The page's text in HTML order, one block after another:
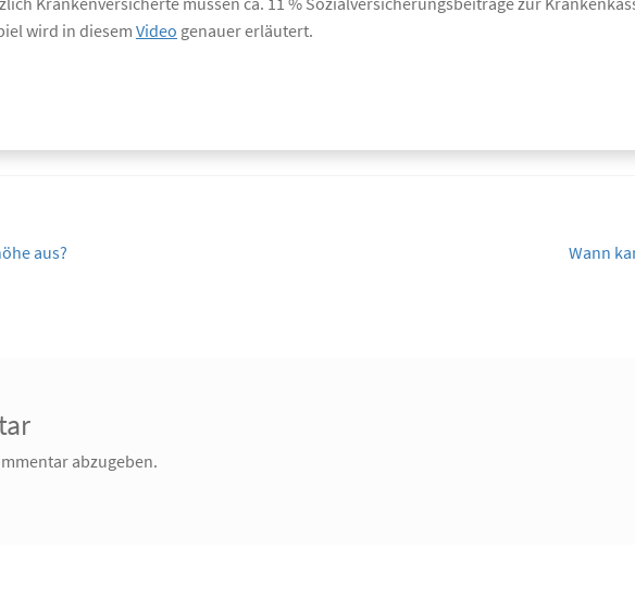
wird in diesemVideo genauer erläutert.
aus?
Nächster
Wann
abzugeben.